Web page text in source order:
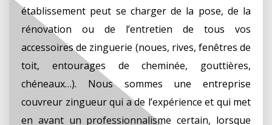
établissement peut se charger de la pose, de la
rénovation ou de l’entretien de tous vos
accessoires de zinguerie (noues, rives, fenêtres de
toit, entourages de cheminée, gouttières,
chéneaux…). Nous sommes une entreprise
couvreur zingueur qui a de l’expérience et qui met
en avant un professionnalisme certain, lorsque